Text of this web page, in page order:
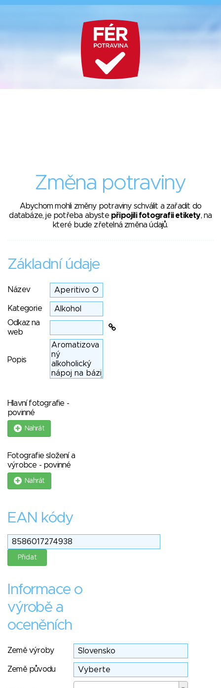
Změna potraviny
Abychom mohli změny potraviny schválit a zařadit do
databáze, je potřeba abyste připojili fotografii etikety, na
které bude zřetelná změna údajů.
Základní údaje
Název
Kategorie
Odkaz na
web
Popis
Hlavní fotografie -
povinné
Nahrát
Fotografie složení a
výrobce - povinné
Nahrát
EAN kódy
Informace o
výrobě a
oceněních
Země výroby
Země původu